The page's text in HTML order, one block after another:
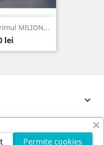
MILION...
lei

Permite cookies